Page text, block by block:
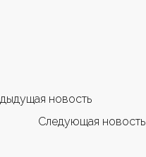
новость
Следующая новость